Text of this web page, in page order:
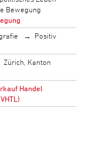
Bewegung
Positiv
Zürich, Kanton
Handel